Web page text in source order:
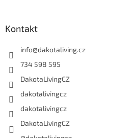
Kontakt
info@dakotaliving.cz
734 598 595
DakotaLivingCZ
dakotalivingcz
dakotalivingcz
DakotaLivingCZ